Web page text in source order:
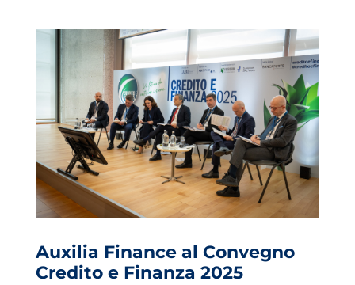
Auxilia Finance al Convegno
Credito e Finanza 2025